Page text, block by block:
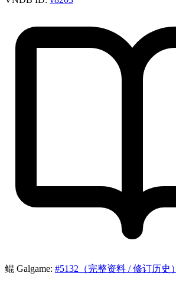
鲲 Galgame: #5132（完整资料 / 修订历史）